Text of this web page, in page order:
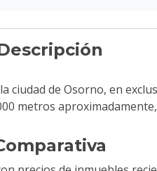
ciudad de Osorno, en
metros aproximadamente,